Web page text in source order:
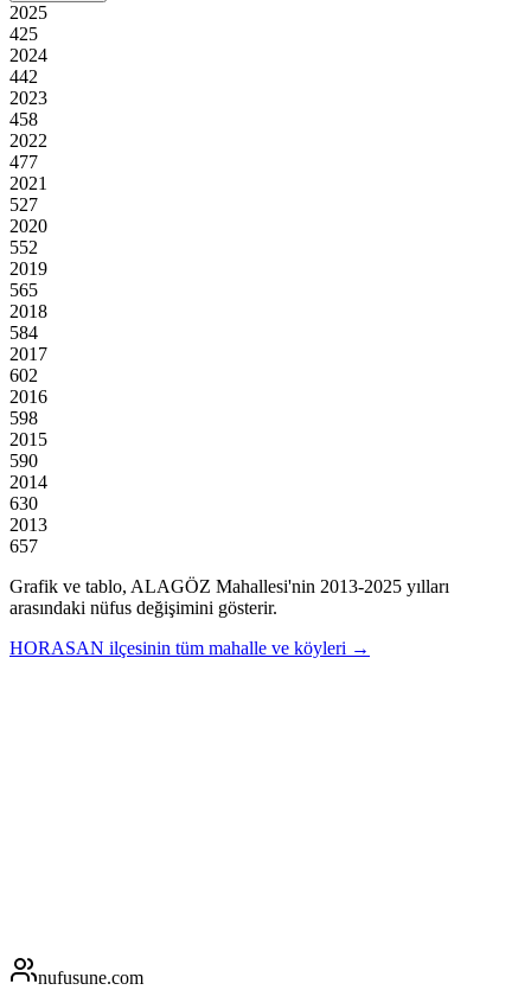
2025
425
2024
442
2023
458
2022
477
2021
527
2020
552
2019
565
2018
584
2017
602
2016
598
2015
590
2014
630
2013
657
Grafik ve tablo, ALAGÖZ Mahallesi'nin 2013-2025 yılları
arasındaki nüfus değişimini gösterir.
HORASAN ilçesinin tüm mahalle ve köyleri →
nufusune.com